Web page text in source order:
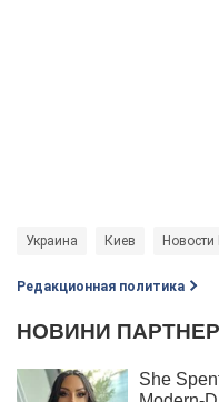
Украина Киев
Редакционная политика